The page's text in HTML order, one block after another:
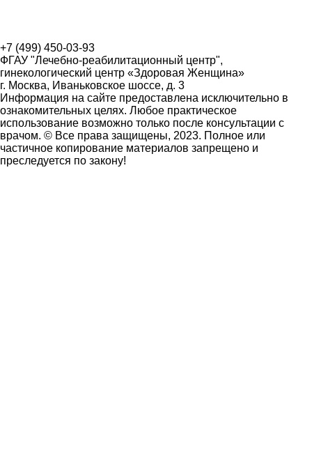
+7 (499) 450-03-93
ФГАУ "Лечебно-реабилитационный центр",
гинекологический центр «Здоровая Женщина»
г. Москва, Иваньковское шоссе, д. 3
Информация на сайте предоставлена исключительно в
ознакомительных целях. Любое практическое
использование возможно только после консультации с
врачом. © Все права защищены, 2023. Полное или
частичное копирование материалов запрещено и
преследуется по закону!